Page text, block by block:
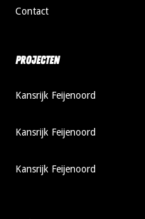
Contact
Projecten
Kansrijk Feijenoord
Kansrijk Feijenoord
Kansrijk Feijenoord